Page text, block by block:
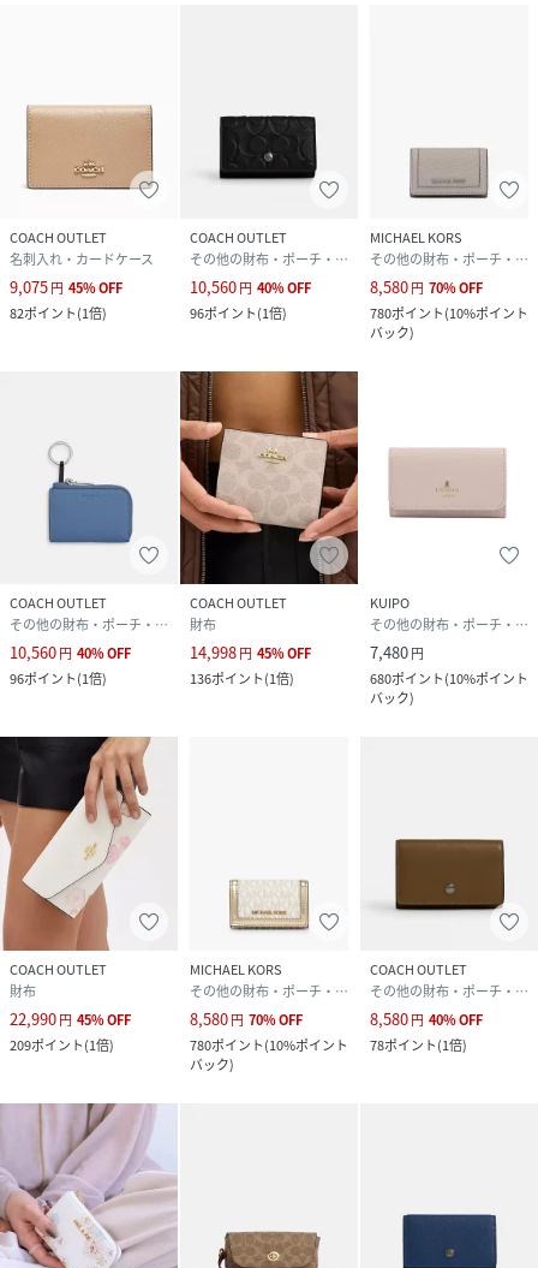
COACH OUTLET
名刺入れ・カードケース
9,075円 45%OFF
82ポイント(1倍)
COACH OUTLET
その他の財布・ポーチ・ケース
10,560円 40%OFF
96ポイント(1倍)
MICHAEL KORS
その他の財布・ポーチ・ケース
8,580円 70%OFF
780ポイント(10%ポイント
バック)
COACH OUTLET
その他の財布・ポーチ・ケース
10,560円 40%OFF
96ポイント(1倍)
COACH OUTLET
財布
14,998円 45%OFF
136ポイント(1倍)
KUIPO
その他の財布・ポーチ・ケース
7,480円
680ポイント(10%ポイント
バック)
COACH OUTLET
財布
22,990円 45%OFF
209ポイント(1倍)
MICHAEL KORS
その他の財布・ポーチ・ケース
8,580円 70%OFF
780ポイント(10%ポイント
バック)
COACH OUTLET
その他の財布・ポーチ・ケース
8,580円 40%OFF
78ポイント(1倍)